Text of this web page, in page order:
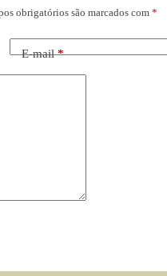
obrigatórios são marcados com *
E-mail*